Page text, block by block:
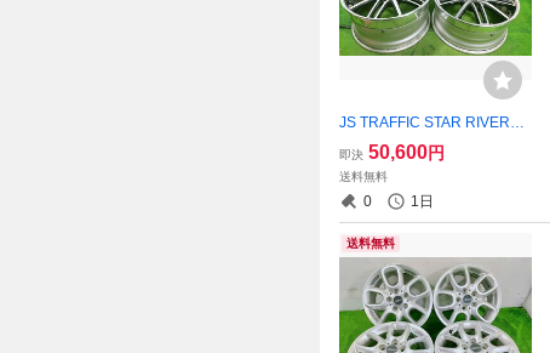
JS TRAFFIC STAR RIVERSI
DE ◆19x8.5J 19x9.5J +4
1 5穴 PCD114.3 中古 アル
ミホイール 4本【宮城発 送料
無料】MYG-B16295
即決 50,600円
送料無料
0 1日
送料無料